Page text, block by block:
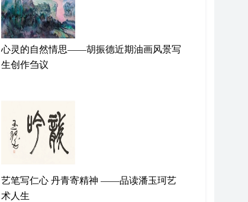
心灵的自然情思——胡振德近期油画风景写
生创作刍议
艺笔写仁心 丹青寄精神 ——品读潘玉珂艺
术人生